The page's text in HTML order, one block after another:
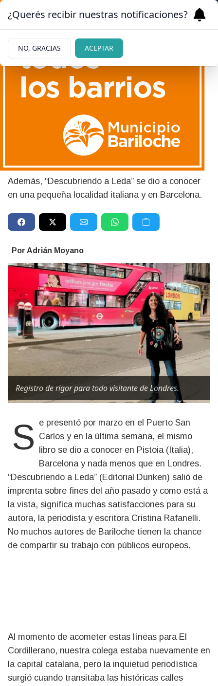
Una escritora de Bariloche
se dio el gusto de presentar
su libro en Londres
Además, “Descubriendo a Leda” se dio a conocer
en una pequeña localidad italiana y en Barcelona.
Por Adrián Moyano
Registro de rigor para todo visitante de Londres.
Se presentó por marzo en el Puerto San Carlos y en la última semana, el mismo
libro se dio a conocer en Pistoia (Italia),
Barcelona y nada menos que en Londres.
“Descubriendo a Leda” (Editorial Dunken) salió de
imprenta sobre fines del año pasado y como está a
la vista, significa muchas satisfacciones para su
autora, la periodista y escritora Cristina Rafanelli.
No muchos autores de Bariloche tienen la chance
de compartir su trabajo con públicos europeos.
Al momento de acometer estas líneas para El
Cordillerano, nuestra colega estaba nuevamente en
la capital catalana, pero la inquietud periodística
surgió cuando transitaba las históricas calles
¿Querés recibir nuestras notificaciones?
NO, GRACIAS ACEPTAR